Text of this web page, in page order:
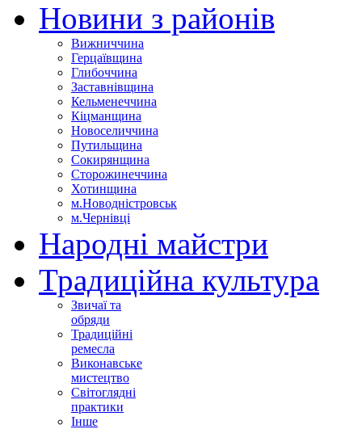
Новини з районів
Вижниччина
Герцаївщина
Глибоччина
Заставнівщина
Кельменеччина
Кіцманщина
Новоселиччина
Путильщина
Сокирянщина
Сторожинеччина
Хотинщина
м.Новодністровськ
м.Чернівці
Народні майстри
Традиційна культура
Звичаї та
обряди
Традиційні
ремесла
Виконавське
мистецтво
Світоглядні
практики
Інше